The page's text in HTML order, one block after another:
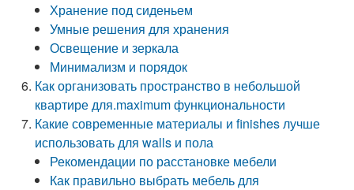
Хранение под сиденьем
Умные решения для хранения
Освещение и зеркала
Минимализм и порядок
Как организовать пространство в небольшой
квартире для.maximum функциональности
Какие современные материалы и finishes лучше
использовать для walls и пола
Рекомендации по расстановке мебели
Как правильно выбрать мебель для